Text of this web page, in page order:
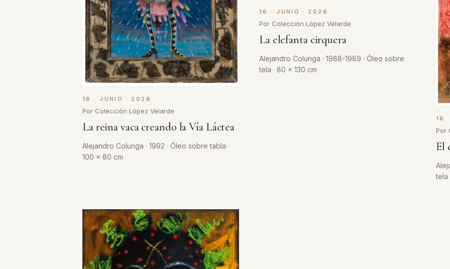
16 · JUNIO · 2026
Por Colección López Velarde
La reina vaca creando la Vía Láctea
Alejandro Colunga · 1992 · Óleo sobre tabla ·
100 x 80 cm
16 · JUNIO · 2026
Por Colección López Velarde
La elefanta cirquera
Alejandro Colunga · 1988-1989 · Óleo sobre
tela · 80 x 130 cm
16
Por
El
tela